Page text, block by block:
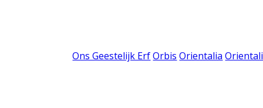
Ons Geestelijk Erf Orbis Orientalia